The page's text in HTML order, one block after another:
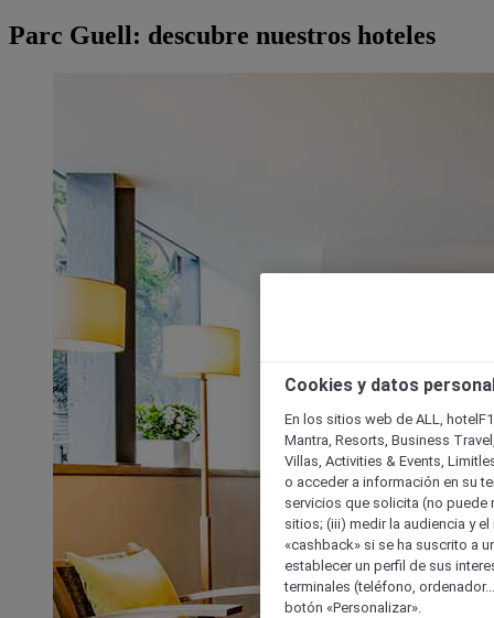
Parc Guell: descubre nuestros hoteles
Cookies y datos
En los sitios web de ALL,
Mantra, Resorts, Business
Villas, Activities & Events,
o acceder a información en su
servicios que solicita (no puede
sitios; (iii) medir la audiencia y
«cashback» si se ha suscrito a
establecer un perfil de sus
terminales (teléfono,
botón «Personalizar».